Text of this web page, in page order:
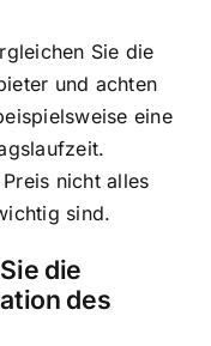
Sie die
und achten
eine
nicht alles
sind.
die
des